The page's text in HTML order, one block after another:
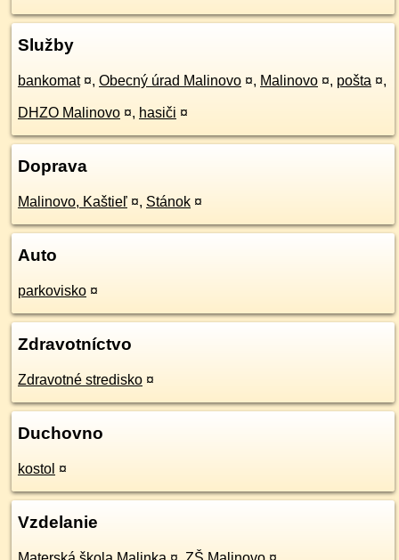
Služby
bankomat ¤, Obecný úrad Malinovo ¤, Malinovo ¤, pošta ¤,
DHZO Malinovo ¤, hasiči ¤
Doprava
Malinovo, Kaštieľ ¤, Stánok ¤
Auto
parkovisko ¤
Zdravotníctvo
Zdravotné stredisko ¤
Duchovno
kostol ¤
Vzdelanie